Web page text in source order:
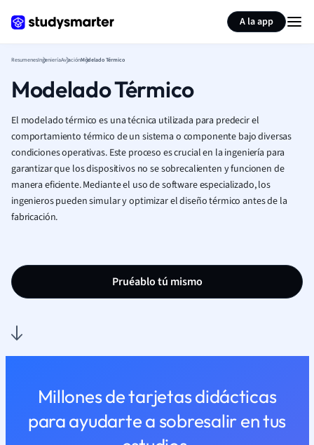
A la app
ResumenesIngenieríaAviaciónModelado Térmico
Modelado Térmico
El modelado térmico es una técnica utilizada para predecir el
comportamiento térmico de un sistema o componente bajo diversas
condiciones operativas. Este proceso es crucial en la ingeniería para
garantizar que los dispositivos no se sobrecalienten y funcionen de
manera eficiente. Mediante el uso de software especializado, los
ingenieros pueden simular y optimizar el diseño térmico antes de la
fabricación.
Pruéablo tú mismo
Millones de tarjetas didácticas
para ayudarte a sobresalir en tus
Resumir página